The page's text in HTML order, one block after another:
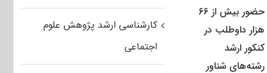
حضور بیش از ۶۶
هزار داوطلب در
کنکور ارشد
رشته‌های شناور
کارشناسی ارشد پژوهش علوم
اجتماعی